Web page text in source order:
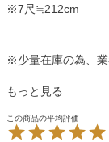
※7尺≒212cm
※少量在庫の為、業
もっと見る